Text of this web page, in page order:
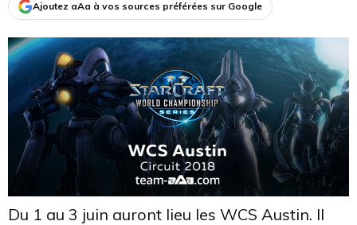
Ajoutez aAa à vos sources préférées sur Google
Du 1 au 3 juin auront lieu les WCS Austin. Il